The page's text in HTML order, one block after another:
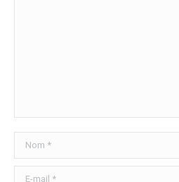
Nom *
E-mail *